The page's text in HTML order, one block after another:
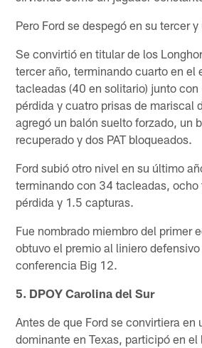
Pero Ford se despegó en su tercer
Se convirtió en titular de los
tercer año, terminando cuarto en el
tacleadas (40 en solitario) junto
pérdida y cuatro prisas de mariscal
agregó un balón suelto forzado, un
recuperado y dos PAT bloqueados.
Ford subió otro nivel en su último
terminando con 34 tacleadas, ocho
pérdida y 1.5 capturas.
Fue nombrado miembro del primer
obtuvo el premio al liniero
conferencia Big 12.
5. DPOY Carolina del Sur
Antes de que Ford se convirtiera en
dominante en Texas, participó en el